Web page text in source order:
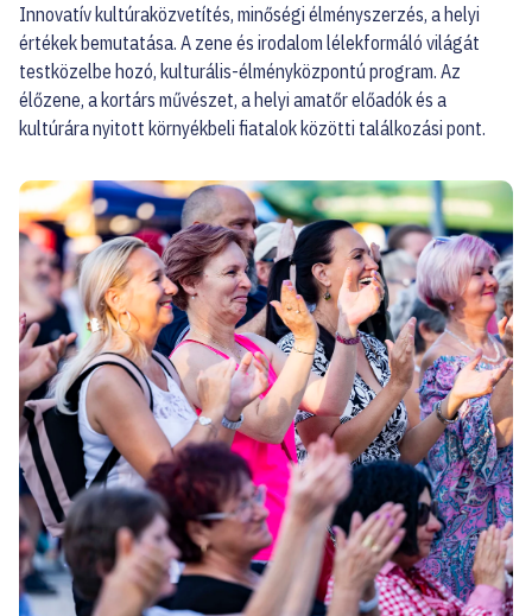
Innovatív kultúraközvetítés, minőségi élményszerzés, a helyi
értékek bemutatása. A zene és irodalom lélekformáló világát
testközelbe hozó, kulturális-élményközpontú program. Az
élőzene, a kortárs művészet, a helyi amatőr előadók és a
kultúrára nyitott környékbeli fiatalok közötti találkozási pont.